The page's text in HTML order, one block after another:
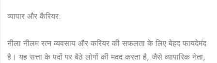
व्यापार और कैरियर:
नीला नीलम रत्न व्यवसाय और करियर की सफलता के लिए बेहद फायदेमंद
है। यह सत्ता के पदों पर बैठे लोगों की मदद करता है, जैसे व्यापारिक नेता,